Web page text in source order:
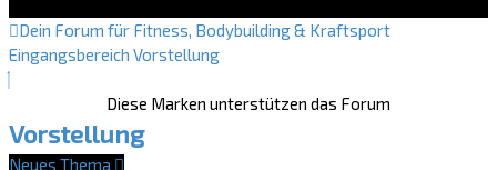
Dein Forum für Fitness, Bodybuilding & Kraftsport
Eingangsbereich Vorstellung
Diese Marken unterstützen das Forum
Vorstellung
Neues Thema